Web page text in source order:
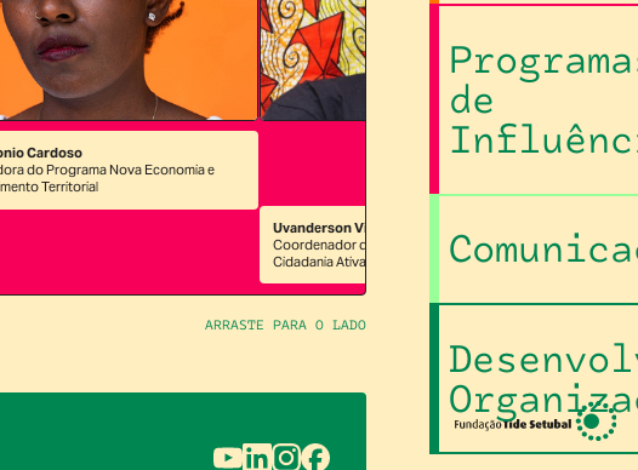
de
Cardoso
do Programa Nova Economia e
Territorial
Uvanderson Vitor da Silva
Coordenador do Programa Democracia e
Cidadania Ativa
ARRASTE PARA O LADO